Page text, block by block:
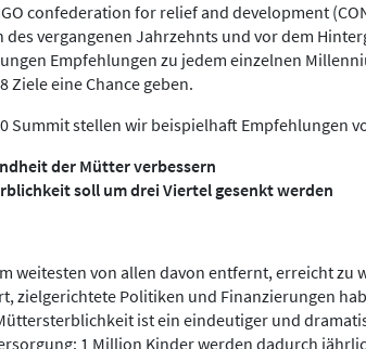
confederation for relief and development
des vergangenen Jahrzehnts und vor dem
Empfehlungen zu jedem einzelnen
Ziele eine Chance geben.
Summit stellen wir beispielhaft Empfehlungen
der Mütter verbessern
soll um drei Viertel gesenkt werden
weitesten von allen davon entfernt, erreicht zu
zielgerichtete Politiken und Finanzierungen
ist ein eindeutiger und
1 Million Kinder werden dadurch